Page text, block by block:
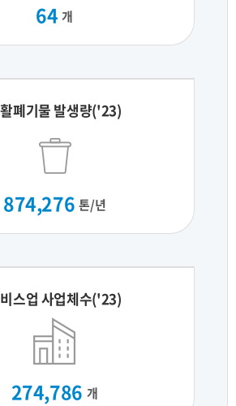
64 개
폐기물 발생량('23)
874,276 톤/년
스업 사업체수('23)
274,786 개